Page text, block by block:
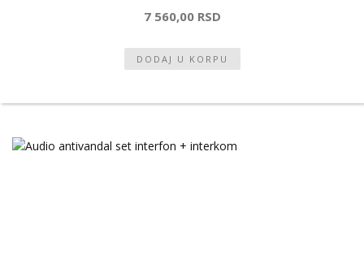
7 560,00 RSD